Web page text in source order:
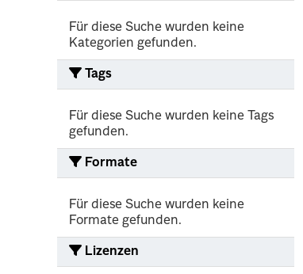
Für diese Suche wurden keine
Kategorien gefunden.
Tags
Für diese Suche wurden keine Tags
gefunden.
Formate
Für diese Suche wurden keine
Formate gefunden.
Lizenzen